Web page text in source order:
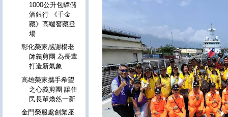
1000公升包罈儲
酒銀行 《千金
藏》高端窖藏登
場
彰化榮家感謝楊老
師義剪團 為長輩
打造新氣象
高雄榮家攜手希望
之心義剪團 讓住
民長輩煥然一新
金門榮服處創業座